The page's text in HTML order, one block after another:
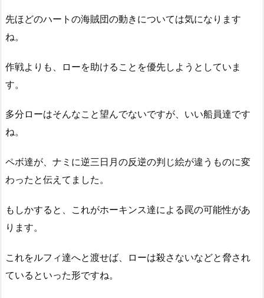
先ほどのハートの海賊団の動きについては気になります
ね。
作戦よりも、ローを助けることを優先しようとしていま
す。
多分ローはそんなこと望んでないですが、いい船員達です
ね。
ペボ達が、ナミに逆三日月の反逆の判じ絵が違うものに変
わったと伝えてました。
もしかすると、これがホーキンス達による罠の可能性があ
ります。
これをルフィ達へと渡せば、ローは殺さないなどと脅され
ているといった形ですね。